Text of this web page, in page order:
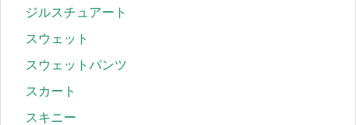
ジルスチュアート
スウェット
スウェットパンツ
スカート
スキニー